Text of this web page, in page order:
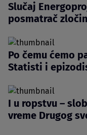
Slučaj
posmatrač
Po čemu ćemo
Statisti i
I u ropstvu –
vreme Drugog